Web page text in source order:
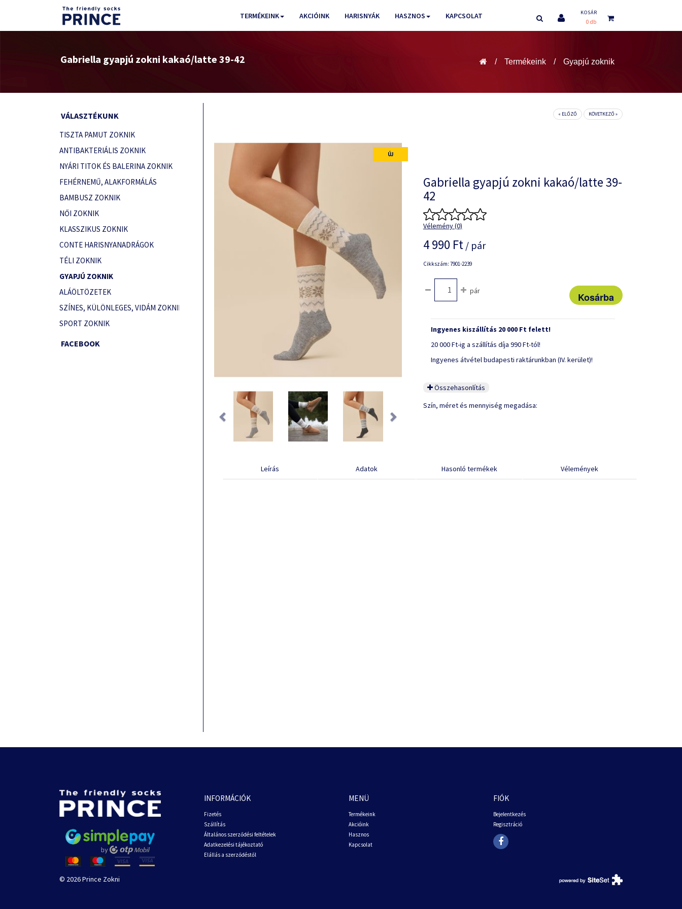
TERMÉKEINK AKCIÓINK HARISNYÁK HASZNOS KAPCSOLAT KOSÁR
0 db
Gabriella gyapjú zokni kakaó/latte 39-42 Termékeink Gyapjú zoknik
VÁLASZTÉKUNK
TISZTA PAMUT ZOKNIK
ANTIBAKTERIÁLIS ZOKNIK
NYÁRI TITOK ÉS BALERINA ZOKNIK
FEHÉRNEMŰ, ALAKFORMÁLÁS
BAMBUSZ ZOKNIK
NŐI ZOKNIK
KLASSZIKUS ZOKNIK
CONTE HARISNYANADRÁGOK
TÉLI ZOKNIK
GYAPJÚ ZOKNIK
ALÁÖLTÖZETEK
SZÍNES, KÜLÖNLEGES, VIDÁM ZOKNIK
SPORT ZOKNIK
FACEBOOK
« ELŐZŐ KÖVETKEZŐ »
ÚJ
Previous
Gabriella gyapjú zokni kakaó/latte 39-
42
Vélemény (0)
4 990 Ft/ pár
Cikkszám: 7901-2239
pár
Ingyenes kiszállítás 20 000 Ft felett!
20 000 Ft-ig a szállítás díja 990 Ft-tól!
Ingyenes átvétel budapesti raktárunkban (IV. kerület)!
Összehasonlítás
Szín, méret és mennyiség megadása:
Leírás Adatok Hasonló termékek Vélemények
INFORMÁCIÓK
Fizetés
Szállítás
Általános szerződési feltételek
Adatkezelési tájékoztató
Elállás a szerződéstől
MENÜ
Termékeink
Akcióink
Hasznos
Kapcsolat
FIÓK
Bejelentkezés
Regisztráció
© 2026 Prince Zokni